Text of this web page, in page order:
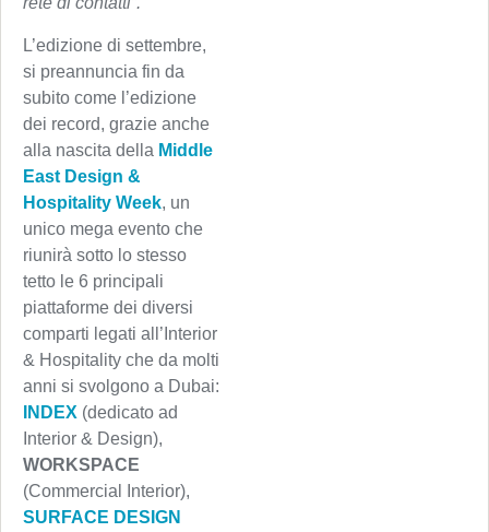
L’edizione di settembre,
si preannuncia fin da
subito come l’edizione
dei record, grazie anche
alla nascita della Middle
East Design &
Hospitality Week, un
unico mega evento che
riunirà sotto lo stesso
tetto le 6 principali
piattaforme dei diversi
comparti legati all’Interior
& Hospitality che da molti
anni si svolgono a Dubai:
INDEX (dedicato ad
Interior & Design),
WORKSPACE
(Commercial Interior),
SURFACE DESIGN